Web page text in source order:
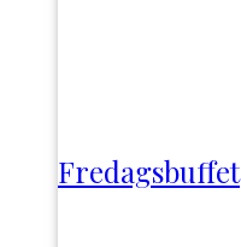
Fredagsbuffet